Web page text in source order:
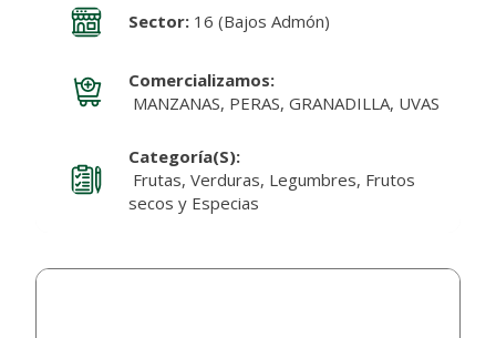
Sector:16 (Bajos Admón)
Comercializamos:
MANZANAS, PERAS, GRANADILLA, UVAS
Categoría(s):
Frutas, Verduras, Legumbres, Frutos
secos y Especias